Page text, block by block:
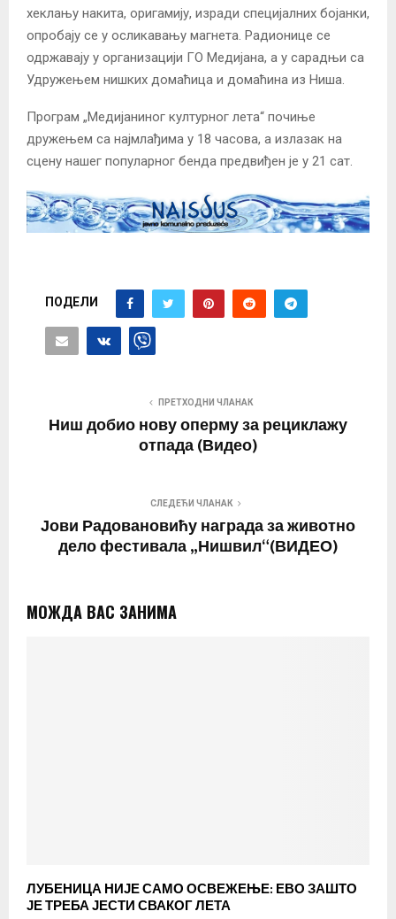
хеклању накита, оригамију, изради специјалних бојанки,
опробају се у осликавању магнета. Радионице се
одржавају у организацији ГО Медијана, а у сарадњи са
Удружењем нишких домаћица и домаћина из Ниша.
Програм „Медијаниног културног лета“ почиње
дружењем са најмлађима у 18 часова, а излазак на
сцену нашег популарног бенда предвиђен је у 21 сат.
ПОДЕЛИ
ПРЕТХОДНИ ЧЛАНАК
Ниш добио нову оперму за рециклажу
отпада (Видео)
СЛЕДЕЋИ ЧЛАНАК
Јови Радовановићу награда за животно
дело фестивала „Нишвил“(ВИДЕО)
МОЖДА ВАС ЗАНИМА
ЛУБЕНИЦА НИЈЕ САМО ОСВЕЖЕЊЕ: ЕВО ЗАШТО
ЈЕ ТРЕБА ЈЕСТИ СВАКОГ ЛЕТА